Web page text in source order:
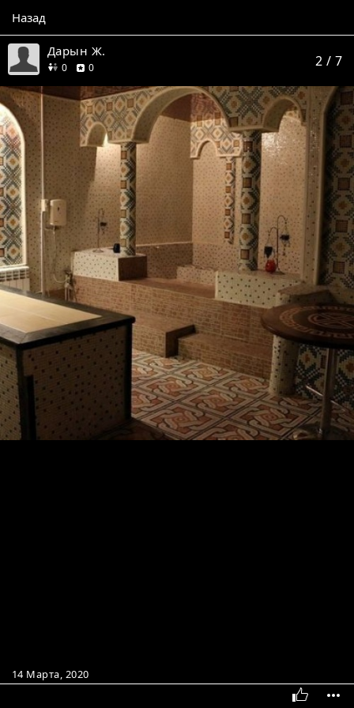
Назад
Дарын Ж.
0друзей
0отзывов 2 / 7
14 Марта, 2020